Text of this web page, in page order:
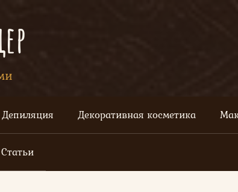
Депиляция Декоративная косметика
Статьи